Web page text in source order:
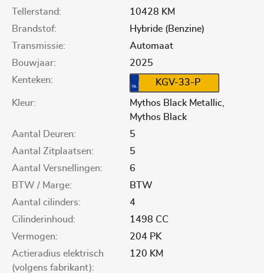
Tellerstand:
10428 KM
Brandstof:
Hybride (Benzine)
Transmissie:
Automaat
Bouwjaar:
2025
Kenteken:
KGV-33-P
Kleur:
Mythos Black Metallic,
Mythos Black
Aantal Deuren:
5
Aantal Zitplaatsen:
5
Aantal Versnellingen:
6
BTW / Marge:
BTW
Aantal cilinders:
4
Cilinderinhoud:
1498 CC
Vermogen:
204 PK
Actieradius elektrisch
(volgens fabrikant):
120 KM